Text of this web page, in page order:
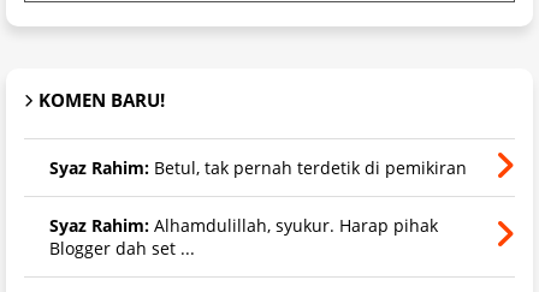
KOMEN BARU!
Syaz Rahim: Betul, tak pernah terdetik di pemikiran
Syaz Rahim: Alhamdulillah, syukur. Harap pihak
Blogger dah set ...